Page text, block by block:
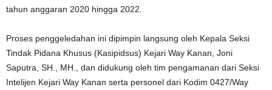
tahun anggaran 2020 hingga 2022.
Proses penggeledahan ini dipimpin langsung oleh Kepala Seksi
Tindak Pidana Khusus (Kasipidsus) Kejari Way Kanan, Joni
Saputra, SH., MH., dan didukung oleh tim pengamanan dari Seksi
Intelijen Kejari Way Kanan serta personel dari Kodim 0427/Way